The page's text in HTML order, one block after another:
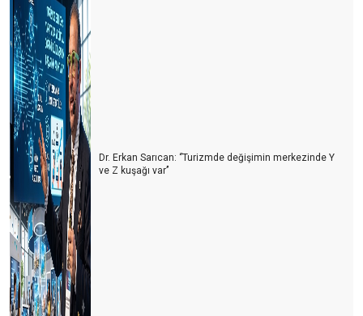
Dr. Erkan Sarıcan: ‘’Turizmde değişimin merkezinde Y
ve Z kuşağı var’’